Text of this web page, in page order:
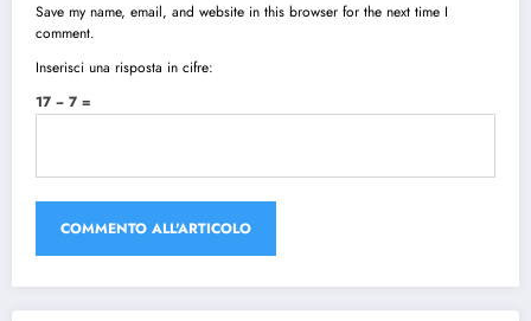
Save my name, email, and website in this browser for the next time I
comment.
Inserisci una risposta in cifre:
17 − 7 =